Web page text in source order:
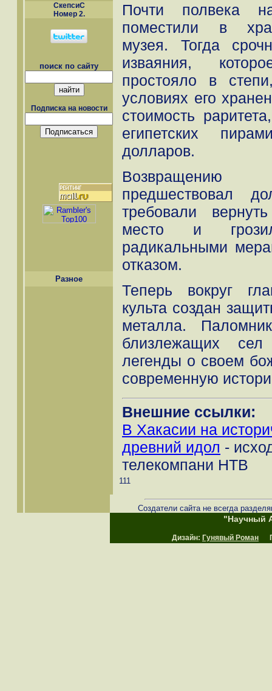
СкепсиС
Номер 2.
поиск по сайту
Подписка на новости
Разное
Почти полвека
поместили в
музея. Тогда
изваяния,
простояло в
условиях его
стоимость
египетских
долларов.
Возвращению
предшествовал
требовали
место и
радикальными
отказом.
Теперь вокруг
культа создан
металла.
близлежащих сел
легенды о своем
современную
Внешние ссылки:
В Хакасии на
древний идол -
телекомпани НТВ
111
Создатели сайта не всегда
"Научный
Дизайн: Гунявый Роман